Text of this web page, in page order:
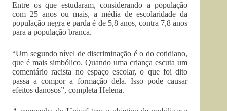
Entre os que estudaram, considerando a população
com 25 anos ou mais, a média de escolaridade da
população negra e parda é de 5,8 anos, contra 7,8 anos
para a população branca.
“Um segundo nível de discriminação é o do cotidiano,
que é mais simbólico. Quando uma criança escuta um
comentário racista no espaço escolar, o que foi dito
passa a compor a formação dela. Isso pode causar
efeitos danosos”, completa Helena.